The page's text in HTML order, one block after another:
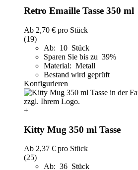
Retro Emaille Tasse 350 ml
Ab 2,70 € pro Stück
(19)
Ab: 10 Stück
Sparen Sie bis zu 39%
Material: Metall
Bestand wird geprüft
Konfigurieren
+
Kitty Mug 350 ml Tasse
Ab 2,37 € pro Stück
(25)
Ab: 36 Stück